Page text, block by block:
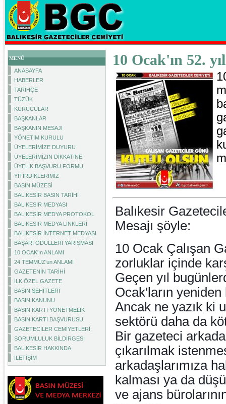
MENÜ
ANASAYFA
HABERLER
TARİHÇE
TÜZÜK
KURUCULAR
BAŞKANLAR
BAŞKANIN MESAJI
YÖNETİM KURULU
ÜYELERİMİZE DUYURU
ÜYELERİMİZİN DİKKATİNE
ÜYELİK BAŞVURU FORMU
YİTİRDİKLERİMİZ
BASIN MÜZESİ
BALIKESİR BASIN TARİHİ
BALIKESİR MEDYASI
BALIKESİR MEDYA PROTOKOL
BALIKESİR MEDYA LİNKLERİ
BALIKESİR İNTERNET MEDYASI
BAŞARI ÖDÜLLERİ YARIŞMASI
10 OCAK'ın ANLAMI
24 TEMMUZ'un ANLAMI
GAZETENİN TARİHİ
İLK ÖZEL GAZETE
BASIN ŞEHİTLERİ
BASIN KANUNU
BASIN KARTI YÖNETMELİK
BASIN KARTI BAŞVURUSU
GAZETECİLER CEMİYETLERİ
SORUMLULUK BİLDİRGESİ
BALIKESİR HAKKINDA
İLETİŞİM
10 Ocak'ın 52.
Balıkesir
Mesajı şöyle:
10 Ocak Çalışan
zorluklar içinde
Geçen yıl
Ocak'ların
Ancak ne yazık ki
sektörü daha da
Bir gazeteci
çıkarılmak
arkadaşlarımıza
kalması ya da
ve ajans